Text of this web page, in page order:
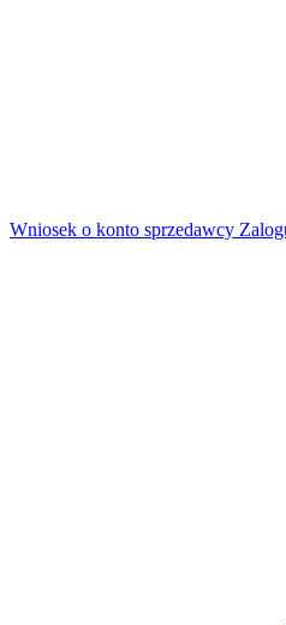
Wniosek o konto sprzedawcy